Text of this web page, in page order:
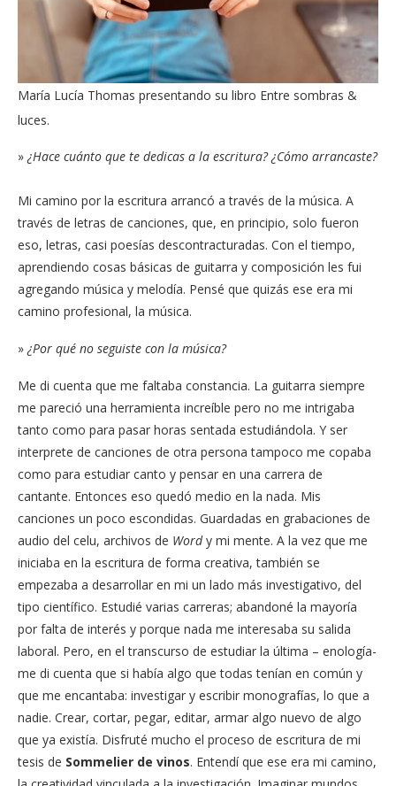
María Lucía Thomas presentando su libro Entre sombras &
luces.
» ¿Hace cuánto que te dedicas a la escritura? ¿Cómo arrancaste?
Mi camino por la escritura arrancó a través de la música. A
través de letras de canciones, que, en principio, solo fueron
eso, letras, casi poesías descontracturadas. Con el tiempo,
aprendiendo cosas básicas de guitarra y composición les fui
agregando música y melodía. Pensé que quizás ese era mi
camino profesional, la música.
» ¿Por qué no seguiste con la música?
Me di cuenta que me faltaba constancia. La guitarra siempre
me pareció una herramienta increíble pero no me intrigaba
tanto como para pasar horas sentada estudiándola. Y ser
interprete de canciones de otra persona tampoco me copaba
como para estudiar canto y pensar en una carrera de
cantante. Entonces eso quedó medio en la nada. Mis
canciones un poco escondidas. Guardadas en grabaciones de
audio del celu, archivos de Wordy mi mente. A la vez que me
iniciaba en la escritura de forma creativa, también se
empezaba a desarrollar en mi un lado más investigativo, del
tipo científico. Estudié varias carreras; abandoné la mayoría
por falta de interés y porque nada me interesaba su salida
laboral. Pero, en el transcurso de estudiar la última – enología-
me di cuenta que si había algo que todas tenían en común y
que me encantaba: investigar y escribir monografías, lo que a
nadie. Crear, cortar, pegar, editar, armar algo nuevo de algo
que ya existía. Disfruté mucho el proceso de escritura de mi
tesis de Sommelier de vinos. Entendí que ese era mi camino,